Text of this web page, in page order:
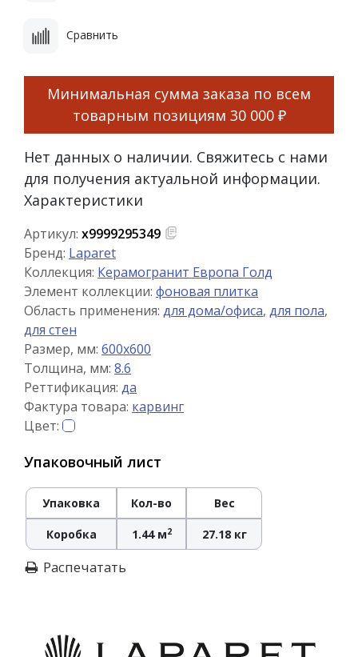
Сравнить
Минимальная сумма заказа по всем
товарным позициям 30 000 ₽
Нет данных о наличии. Свяжитесь с нами
для получения актуальной информации.
Характеристики
Артикул: х9999295349
Бренд: Laparet
Коллекция: Керамогранит Европа Голд
Элемент коллекции: фоновая плитка
Область применения: для дома/офиса, для пола,
для стен
Размер, мм: 600x600
Толщина, мм: 8.6
Реттификация: да
Фактура товара: карвинг
Цвет:
Упаковочный лист
Упаковка Кол-во Вес
Коробка 1.44 м2 27.18 кг
Распечатать